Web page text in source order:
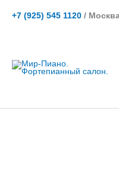
+7 (925) 545 1120 /